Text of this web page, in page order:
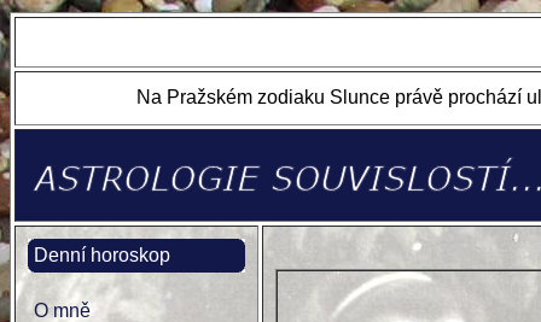
Na Pražském zodiaku Slunce právě prochází
Denní horoskop
O mně